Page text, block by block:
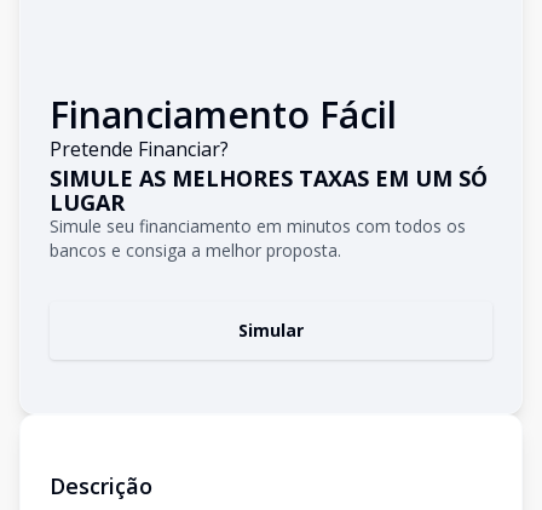
Financiamento Fácil
Pretende Financiar?
SIMULE AS MELHORES TAXAS EM UM SÓ
LUGAR
Simule seu financiamento em minutos com todos os
bancos e consiga a melhor proposta.
Simular
Descrição